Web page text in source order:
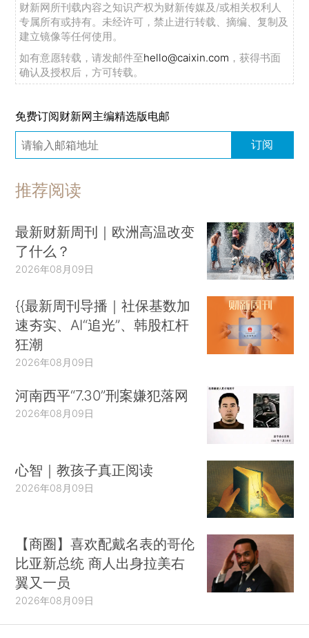
财新网所刊载内容之知识产权为财新传媒及/或相关权利人
专属所有或持有。未经许可，禁止进行转载、摘编、复制及
建立镜像等任何使用。
如有意愿转载，请发邮件至hello@caixin.com ，获得书面
确认及授权后，方可转载。
免费订阅财新网主编精选版电邮
订阅
推荐阅读
最新财新周刊｜欧洲高温改变
了什么？
2026年08月09日
{{最新周刊导播｜社保基数加
速夯实、AI“追光”、韩股杠杆
狂潮
2026年08月09日
河南西平“7.30”刑案嫌犯落网
2026年08月09日
心智｜教孩子真正阅读
2026年08月09日
【商圈】喜欢配戴名表的哥伦
比亚新总统 商人出身拉美右
翼又一员
2026年08月09日